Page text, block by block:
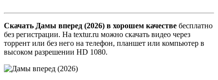
Скачать Дамы вперед (2026) в хорошем качестве бесплатно
без регистрации. На textur.ru можно скачать видео через
торрент или без него на телефон, планшет или компьютер в
высоком разрешении HD 1080.